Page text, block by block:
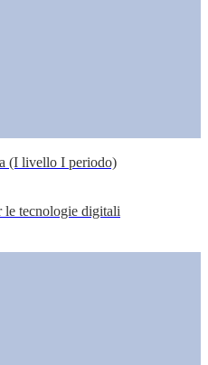
(I livello I periodo)
le tecnologie digitali